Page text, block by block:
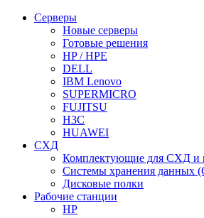
Серверы
Новые серверы
Готовые решения
HP / HPE
DELL
IBM Lenovo
SUPERMICRO
FUJITSU
H3C
HUAWEI
СХД
Комплектующие для СХД и
Системы хранения данных
Дисковые полки
Рабочие станции
HP